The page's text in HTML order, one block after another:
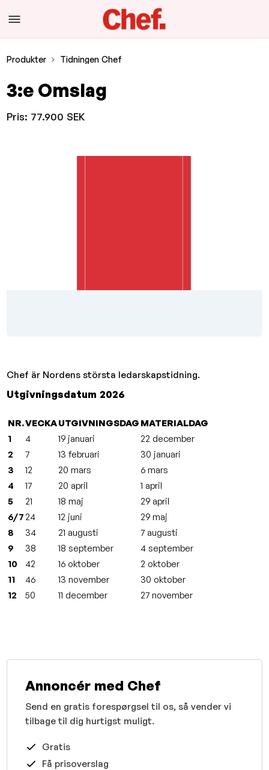
Produkter Tidningen Chef
3:e Omslag
Pris: 77.900 SEK
Chef är Nordens största ledarskapstidning.
Utgivningsdatum 2026
NR.VECKAUTGIVNINGSDAG MATERIALDAG
1
4 19 januari
22 december
2
7 13 februari
30 januari
3
12 20 mars
6 mars
4
17 20 april
1 april
5
21 18 maj
29 april
6/7 24 12 juni
29 maj
8
34 21 augusti
7 augusti
9
38 18 september
4 september
10
42 16 oktober
2 oktober
11
46 13 november
30 oktober
12
50 11 december 27 november
Annoncér med Chef
Send en gratis forespørgsel til os, så vender vi
tilbage til dig hurtigst muligt.
Gratis
Få prisoverslag